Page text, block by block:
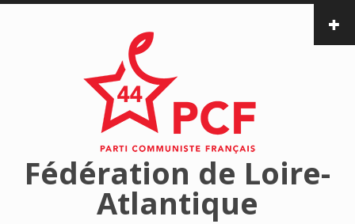
Aller au contenu principal
Fédération de Loire-
Atlantique